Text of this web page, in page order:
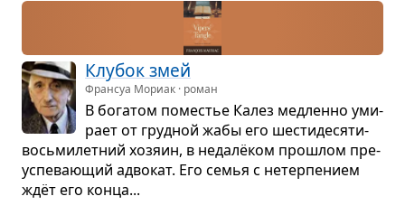
Клу­бок змей
Франсуа Мориак · роман
В бога­том поме­стье Калез мед­ленно уми­
рает от груд­ной жабы его шести­де­ся­ти­
вось­ми­лет­ний хозяин, в недалёком про­шлом пре­
успе­ва­ю­щий адво­кат. Его семья с нетер­пе­нием
ждёт его конца...